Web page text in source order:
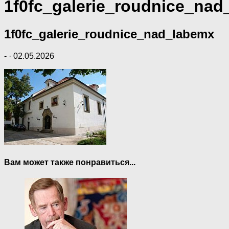
1f0fc_galerie_roudnice_nad_labemx
- · 02.05.2026
Вам может также понравиться...